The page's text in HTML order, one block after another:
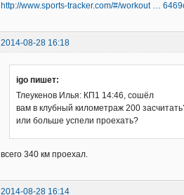
http://www.sports-tracker.com/#/workout …
2014-08-28 16:18
igo пишет:
Тлеукенов Илья: КП1 14:46, сошёл
вам в клубный километраж 200
или больше успели проехать?
всего 340 км проехал.
2014-08-28 16:14